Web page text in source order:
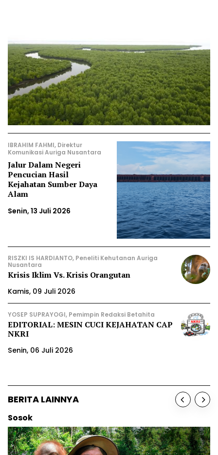
IBRAHIM FAHMI, Direktur
Komunikasi Auriga Nusantara
Jalur Dalam Negeri
Pencucian Hasil
Kejahatan Sumber Daya
Alam
Senin, 13 Juli 2026
RISZKI IS HARDIANTO, Peneliti Kehutanan Auriga
Nusantara
Krisis Iklim Vs. Krisis Orangutan
Kamis, 09 Juli 2026
YOSEP SUPRAYOGI, Pemimpin Redaksi Betahita
EDITORIAL: MESIN CUCI KEJAHATAN CAP
NKRI
Senin, 06 Juli 2026
BERITA LAINNYA
Berita